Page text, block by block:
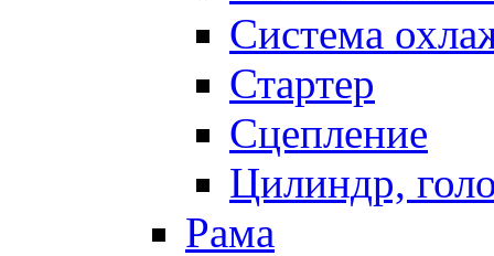
Система
Стартер
Сцепление
Цилиндр,
Рама